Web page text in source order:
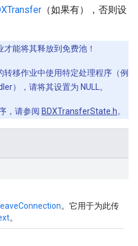
（如果有），否则设
才能将其释放到免费池！
转移作业中使用特定处理程序（例
），请将其设置为 NULL。
，请参阅 BDXTransferState.h。
。它用于为此传
。